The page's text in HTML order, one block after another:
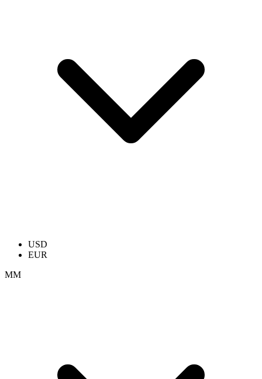
USD
EUR
ММ